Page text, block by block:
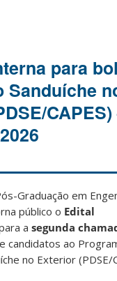
para
Sanduíche
CAPES)
Graduação em
público o Edital
asegunda
candidatos ao
no Exterior (PDSE/